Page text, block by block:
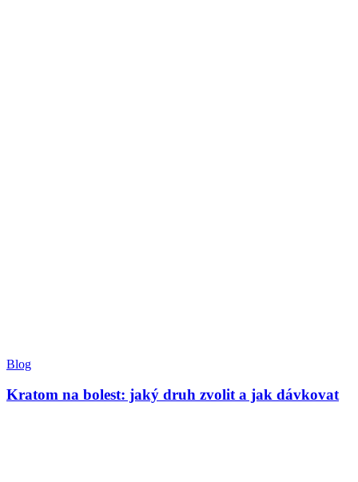
Blog
Kratom na bolest: jaký druh zvolit a jak dávkovat